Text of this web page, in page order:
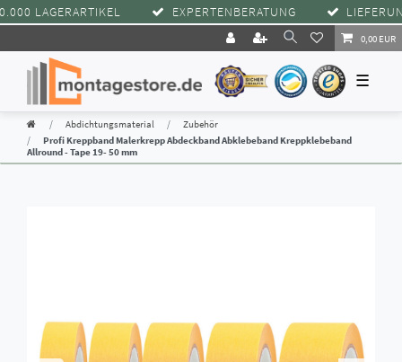
LAGERARTIKEL EXPERTENBERATUNG LIEFERUNG
0,00 EUR
☰
Abdichtungsmaterial
Zubehör
Profi Kreppband Malerkrepp Abdeckband Abklebeband Kreppklebeband
Allround - Tape 19- 50 mm